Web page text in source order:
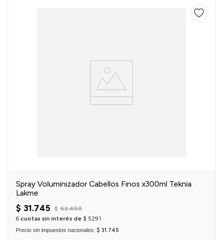
Spray Voluminizador Cabellos Finos x300ml Teknia
Lakme
$ 31.745 $ 63.490
6 cuotas sin interés de $ 5291
Precio sin impuestos nacionales: $ 31.745